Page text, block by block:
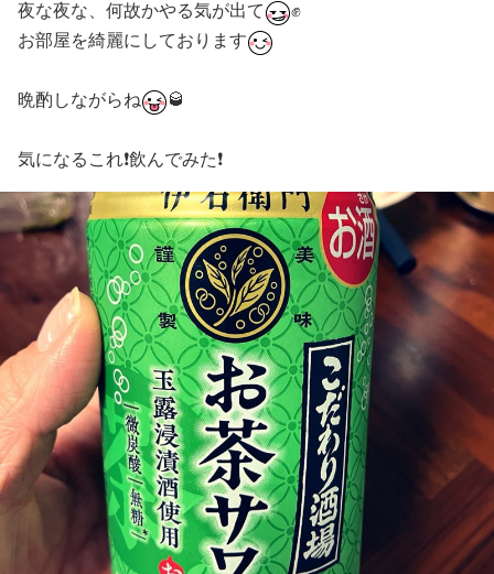
夜な夜な、何故かやる気が出て
✊
お部屋を綺麗にしております
晩酌しながらね 🥃
気になるこれ❗️飲んでみた❗️